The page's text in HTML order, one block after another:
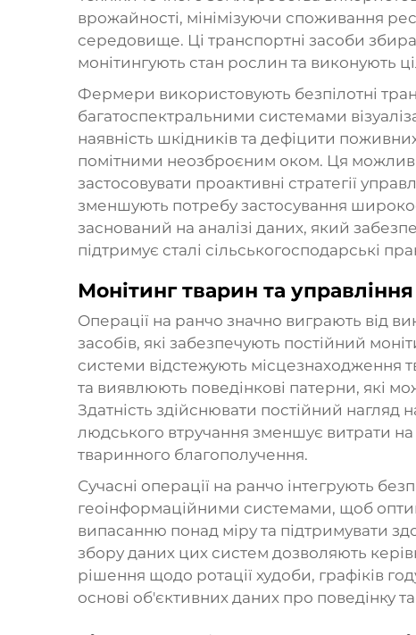
врожайності, мінімізуючи споживання
середовище. Ці транспортні засоби
монітингують стан рослин та виконують
Фермери використовують безпілотні
багатоспектральними системами
наявність шкідників та дефіцити
помітними неозброєним оком. Ця
застосовувати проактивні стратегії
зменшують потребу застосування
заснований на аналізі даних, який
підтримує сталі сільськогосподарські
Монітинг тварин та
Операції на ранчо значно виграють від
засобів, які забезпечують постійний
системи відстежують місцезнаходження
та виявлюють поведінкові патерни, які
Здатність здійснювати постійний
людського втручання зменшує витрати
тваринного благополучення.
Сучасні операції на ранчо інтегрують
геоінформаційними системами, щоб
випасанню понад міру та підтримувати
збору даних цих систем дозволяють
рішення щодо ротації худоби, графіків
основі об'єктивних даних про поведінку